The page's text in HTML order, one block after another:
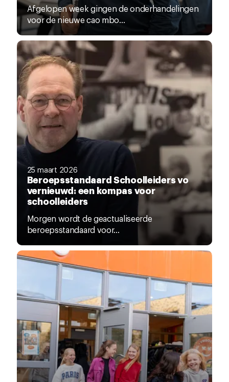
Afgelopen week gingen de onderhandelingen
voor de nieuwe cao mbo...
25 maart 2026
Beroepsstandaard Schoolleiders vo
vernieuwd: een kompas voor
schoolleiders
Morgen wordt de geactualiseerde
beroepsstandaard voor...